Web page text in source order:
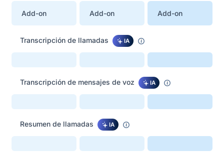
Add-on Add-on Add-on
Transcripción de llamadas IA
Transcripción de mensajes de voz IA
Resumen de llamadas IA